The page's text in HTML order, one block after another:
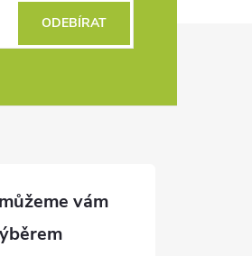
ODEBÍRAT